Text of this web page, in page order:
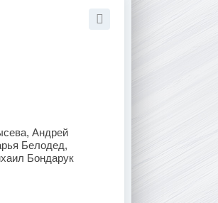
Андрей
Белодед,
Бондарук